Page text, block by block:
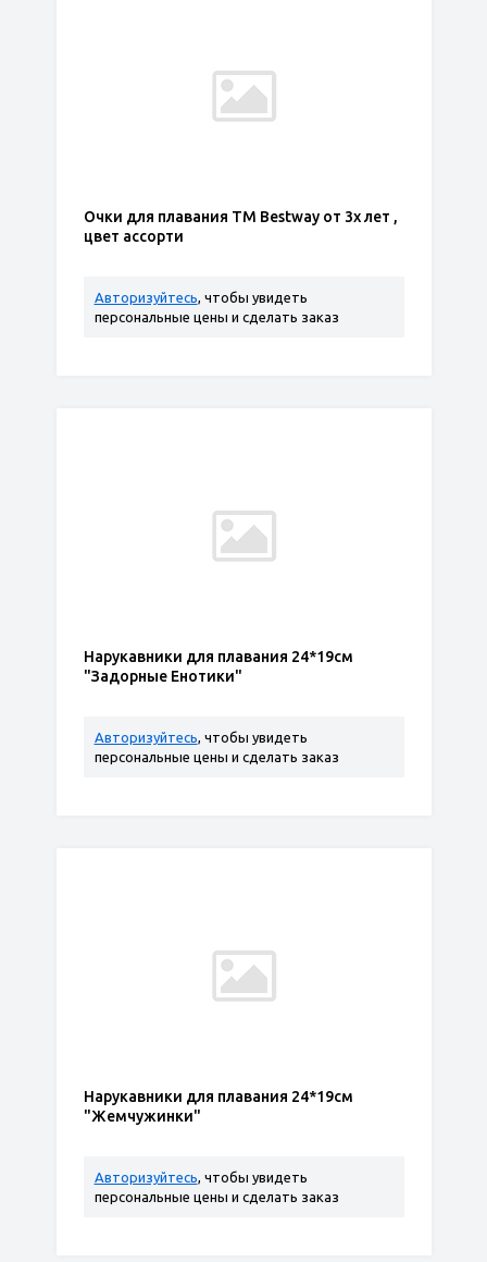
Очки для плавания ТМ Bestway от 3х лет ,
цвет ассорти
Авторизуйтесь, чтобы увидеть
персональные цены и сделать заказ
Нарукавники для плавания 24*19см
"Задорные Енотики"
Авторизуйтесь, чтобы увидеть
персональные цены и сделать заказ
Нарукавники для плавания 24*19см
"Жемчужинки"
Авторизуйтесь, чтобы увидеть
персональные цены и сделать заказ